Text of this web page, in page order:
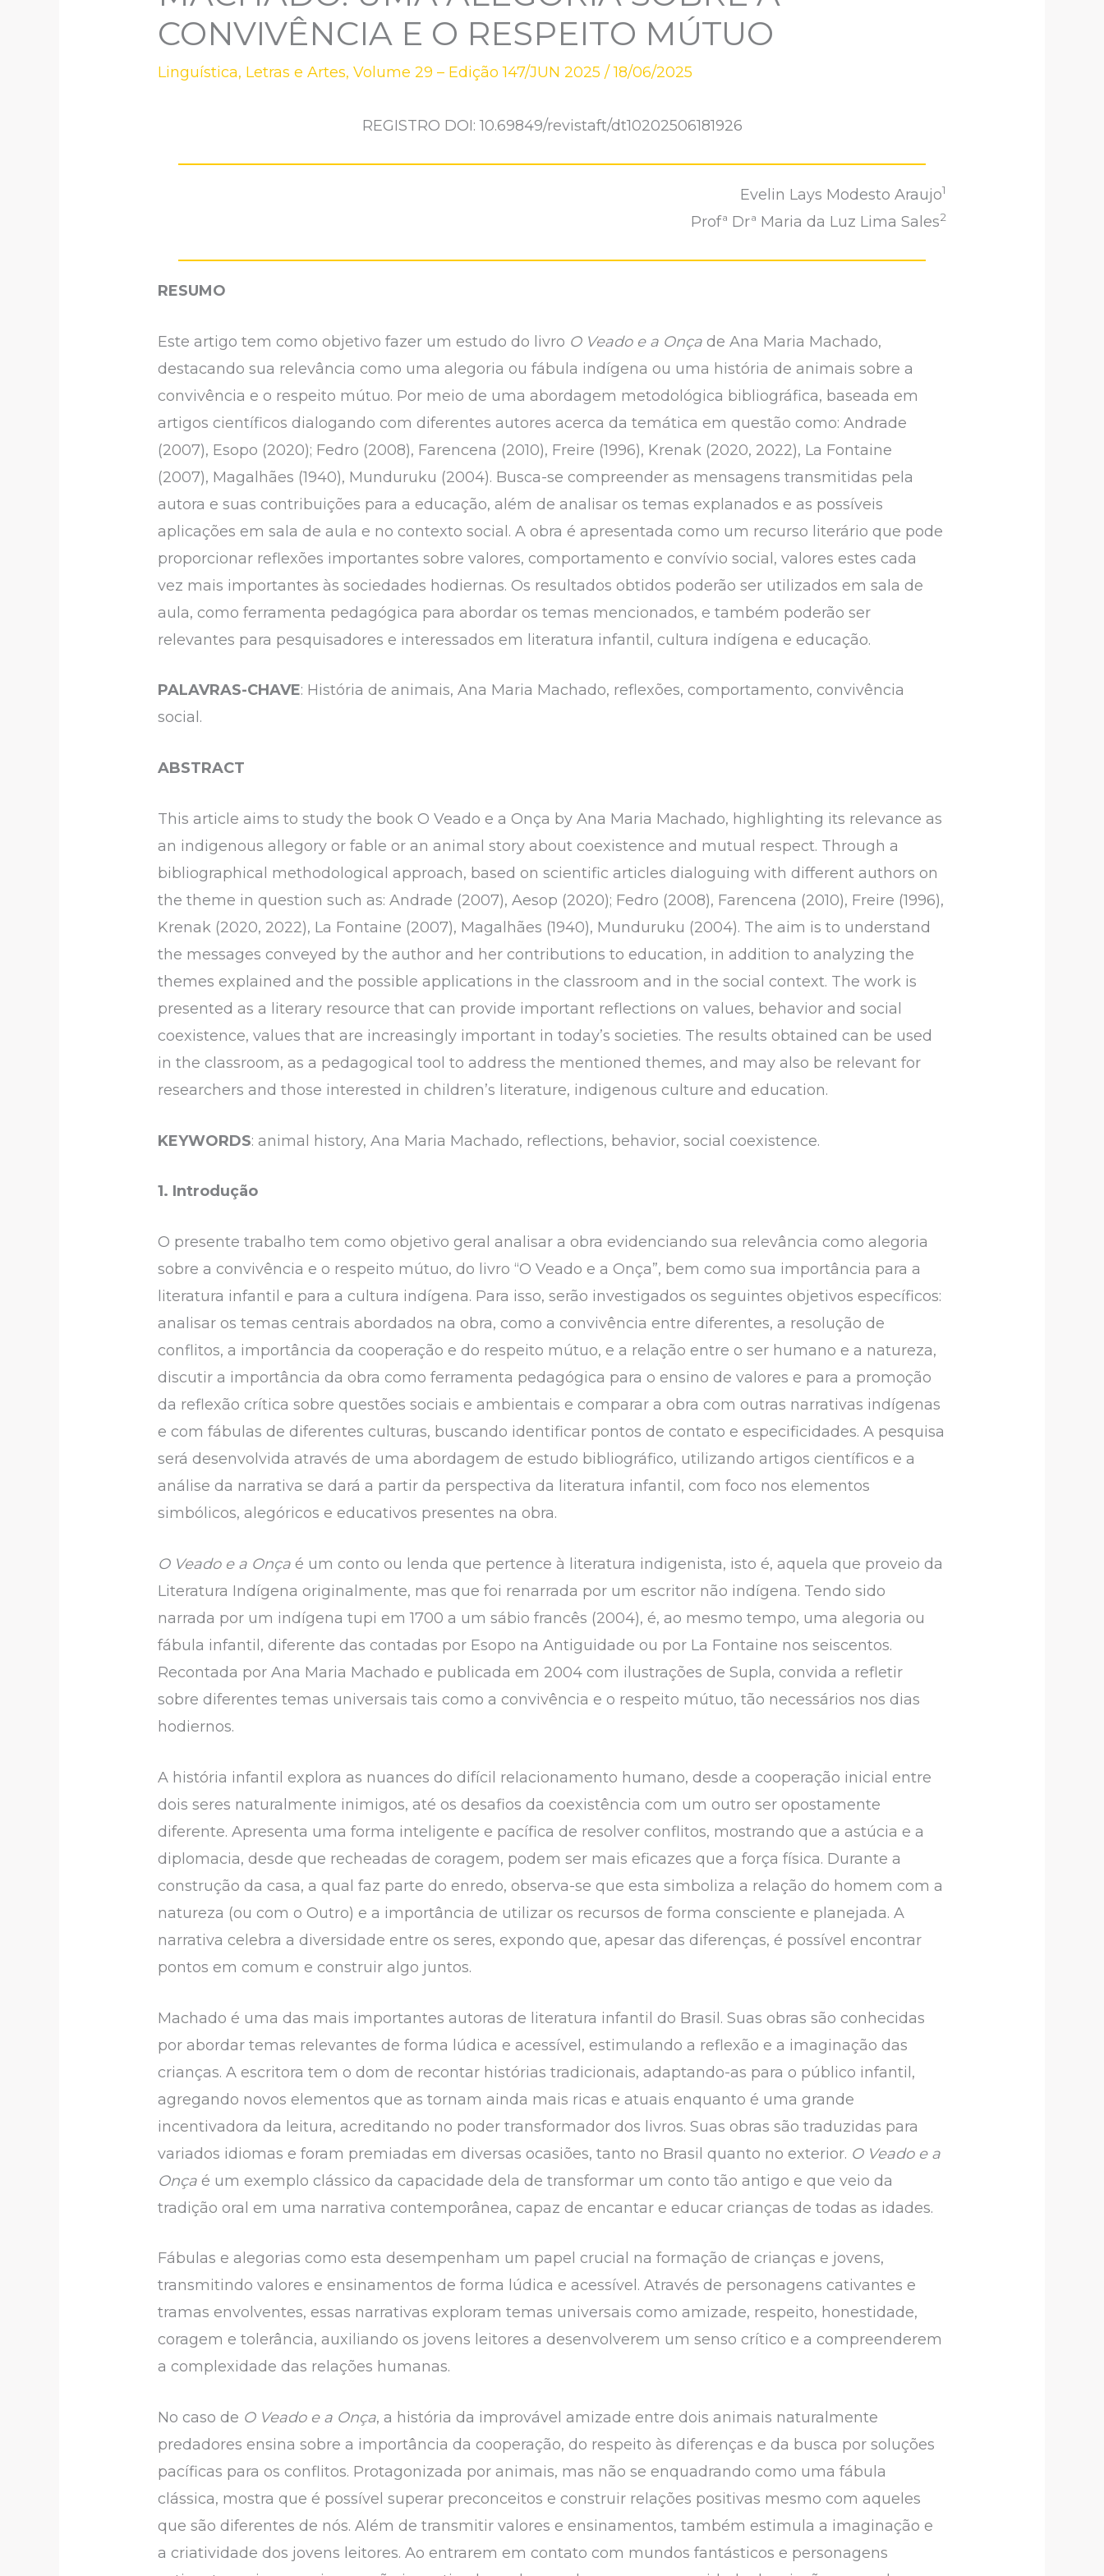
CONVIVÊNCIA E O RESPEITO MÚTUO
Linguística, Letras e Artes,Volume 29 – Edição 147/JUN 2025 /18/06/2025
REGISTRO DOI: 10.69849/revistaft/dt10202506181926
Evelin Lays Modesto Araujo1
Profª Drª Maria da Luz Lima Sales2
RESUMO
Este artigo tem como objetivo fazer um estudo do livro O Veado e a Onça de Ana Maria Machado,
destacando sua relevância como uma alegoria ou fábula indígena ou uma história de animais sobre a
convivência e o respeito mútuo. Por meio de uma abordagem metodológica bibliográfica, baseada em
artigos científicos dialogando com diferentes autores acerca da temática em questão como: Andrade
(2007), Esopo (2020); Fedro (2008), Farencena (2010), Freire (1996), Krenak (2020, 2022), La Fontaine
(2007), Magalhães (1940), Munduruku (2004). Busca-se compreender as mensagens transmitidas pela
autora e suas contribuições para a educação, além de analisar os temas explanados e as possíveis
aplicações em sala de aula e no contexto social. A obra é apresentada como um recurso literário que pode
proporcionar reflexões importantes sobre valores, comportamento e convívio social, valores estes cada
vez mais importantes às sociedades hodiernas. Os resultados obtidos poderão ser utilizados em sala de
aula, como ferramenta pedagógica para abordar os temas mencionados, e também poderão ser
relevantes para pesquisadores e interessados em literatura infantil, cultura indígena e educação.
PALAVRAS-CHAVE: História de animais, Ana Maria Machado, reflexões, comportamento, convivência
social.
ABSTRACT
This article aims to study the book O Veado e a Onça by Ana Maria Machado, highlighting its relevance as
an indigenous allegory or fable or an animal story about coexistence and mutual respect. Through a
bibliographical methodological approach, based on scientific articles dialoguing with different authors on
the theme in question such as: Andrade (2007), Aesop (2020); Fedro (2008), Farencena (2010), Freire (1996),
Krenak (2020, 2022), La Fontaine (2007), Magalhães (1940), Munduruku (2004). The aim is to understand
the messages conveyed by the author and her contributions to education, in addition to analyzing the
themes explained and the possible applications in the classroom and in the social context. The work is
presented as a literary resource that can provide important reflections on values, behavior and social
coexistence, values ​​that are increasingly important in today’s societies. The results obtained can be used
in the classroom, as a pedagogical tool to address the mentioned themes, and may also be relevant for
researchers and those interested in children’s literature, indigenous culture and education.
KEYWORDS: animal history, Ana Maria Machado, reflections, behavior, social coexistence.
1. Introdução
O presente trabalho tem como objetivo geral analisar a obra evidenciando sua relevância como alegoria
sobre a convivência e o respeito mútuo, do livro “O Veado e a Onça”, bem como sua importância para a
literatura infantil e para a cultura indígena. Para isso, serão investigados os seguintes objetivos específicos:
analisar os temas centrais abordados na obra, como a convivência entre diferentes, a resolução de
conflitos, a importância da cooperação e do respeito mútuo, e a relação entre o ser humano e a natureza,
discutir a importância da obra como ferramenta pedagógica para o ensino de valores e para a promoção
da reflexão crítica sobre questões sociais e ambientais e comparar a obra com outras narrativas indígenas
e com fábulas de diferentes culturas, buscando identificar pontos de contato e especificidades. A pesquisa
será desenvolvida através de uma abordagem de estudo bibliográfico, utilizando artigos científicos e a
análise da narrativa se dará a partir da perspectiva da literatura infantil, com foco nos elementos
simbólicos, alegóricos e educativos presentes na obra.
O Veado e a Onça é um conto ou lenda que pertence à literatura indigenista, isto é, aquela que proveio da
Literatura Indígena originalmente, mas que foi renarrada por um escritor não indígena. Tendo sido
narrada por um indígena tupi em 1700 a um sábio francês (2004), é, ao mesmo tempo, uma alegoria ou
fábula infantil, diferente das contadas por Esopo na Antiguidade ou por La Fontaine nos seiscentos.
Recontada por Ana Maria Machado e publicada em 2004 com ilustrações de Supla, convida a refletir
sobre diferentes temas universais tais como a convivência e o respeito mútuo, tão necessários nos dias
hodiernos.
A história infantil explora as nuances do difícil relacionamento humano, desde a cooperação inicial entre
dois seres naturalmente inimigos, até os desafios da coexistência com um outro ser opostamente
diferente. Apresenta uma forma inteligente e pacífica de resolver conflitos, mostrando que a astúcia e a
diplomacia, desde que recheadas de coragem, podem ser mais eficazes que a força física. Durante a
construção da casa, a qual faz parte do enredo, observa-se que esta simboliza a relação do homem com a
natureza (ou com o Outro) e a importância de utilizar os recursos de forma consciente e planejada. A
narrativa celebra a diversidade entre os seres, expondo que, apesar das diferenças, é possível encontrar
pontos em comum e construir algo juntos.
Machado é uma das mais importantes autoras de literatura infantil do Brasil. Suas obras são conhecidas
por abordar temas relevantes de forma lúdica e acessível, estimulando a reflexão e a imaginação das
crianças. A escritora tem o dom de recontar histórias tradicionais, adaptando-as para o público infantil,
agregando novos elementos que as tornam ainda mais ricas e atuais enquanto é uma grande
incentivadora da leitura, acreditando no poder transformador dos livros. Suas obras são traduzidas para
variados idiomas e foram premiadas em diversas ocasiões, tanto no Brasil quanto no exterior. O Veado e a
Onça é um exemplo clássico da capacidade dela de transformar um conto tão antigo e que veio da
tradição oral em uma narrativa contemporânea, capaz de encantar e educar crianças de todas as idades.
Fábulas e alegorias como esta desempenham um papel crucial na formação de crianças e jovens,
transmitindo valores e ensinamentos de forma lúdica e acessível. Através de personagens cativantes e
tramas envolventes, essas narrativas exploram temas universais como amizade, respeito, honestidade,
coragem e tolerância, auxiliando os jovens leitores a desenvolverem um senso crítico e a compreenderem
a complexidade das relações humanas.
No caso de O Veado e a Onça, a história da improvável amizade entre dois animais naturalmente
predadores ensina sobre a importância da cooperação, do respeito às diferenças e da busca por soluções
pacíficas para os conflitos. Protagonizada por animais, mas não se enquadrando como uma fábula
clássica, mostra que é possível superar preconceitos e construir relações positivas mesmo com aqueles
que são diferentes de nós. Além de transmitir valores e ensinamentos, também estimula a imaginação e
a criatividade dos jovens leitores. Ao entrarem em contato com mundos fantásticos e personagens